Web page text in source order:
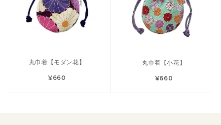
丸巾着【モダン花】
¥660
丸巾着【小花】
¥660